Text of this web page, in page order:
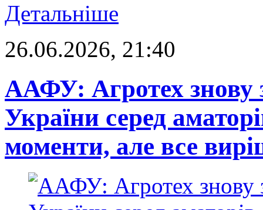
Детальніше
26.06.2026, 21:40
ААФУ: Агротех знову
України серед
моменти, але все